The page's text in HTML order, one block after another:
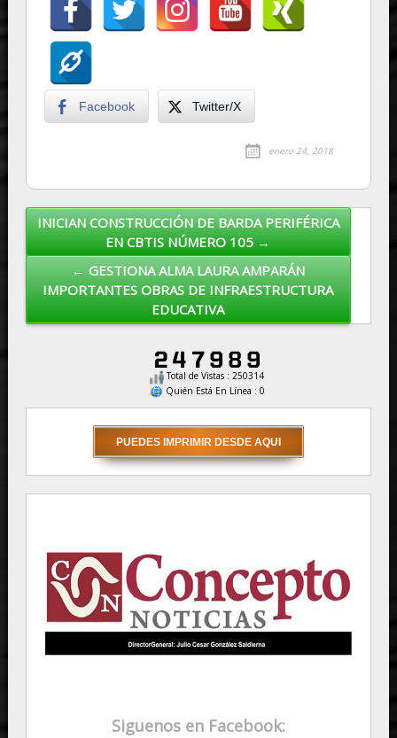
Facebook Twitter/X
enero 24, 2018
Post navigation
INICIAN CONSTRUCCIÓN DE BARDA PERIFÉRICA
EN CBTIS NÚMERO 105 →
← GESTIONA ALMA LAURA AMPARÁN
IMPORTANTES OBRAS DE INFRAESTRUCTURA
EDUCATIVA
Total de Vistas : 250314
Quién Está En Línea : 0
Siguenos en Facebook: